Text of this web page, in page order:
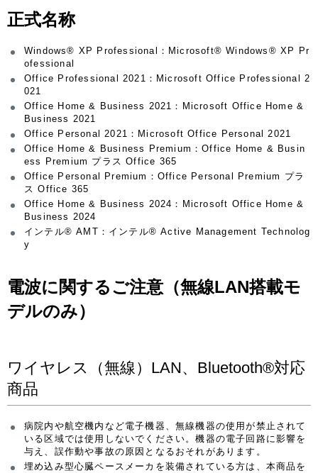
正式名称
Windows® XP Professional：Microsoft® Windows® XP Pr
ofessional
Office Professional 2021：Microsoft Office Professional 2
021
Office Home & Business 2021：Microsoft Office Home &
Business 2021
Office Personal 2021：Microsoft Office Personal 2021
Office Home & Business Premium：Office Home & Busin
ess Premium プラス Office 365
Office Personal Premium：Office Personal Premium プラ
ス Office 365
Office Home & Business 2024：Microsoft Office Home &
Business 2024
インテル® AMT：インテル® Active Management Technolog
y
電波に関するご注意（無線LAN搭載モ
デルのみ）
ワイヤレス（無線）LAN、Bluetooth®対応
商品
病院内や航空機内など電子機器、無線機器の使用が禁止されて
いる区域では使用しないでください。機器の電子回路に影響を
与え、誤作動や事故の原因となるおそれがあります。
埋め込み型心臓ペースメーカを装備されている方は、本商品を